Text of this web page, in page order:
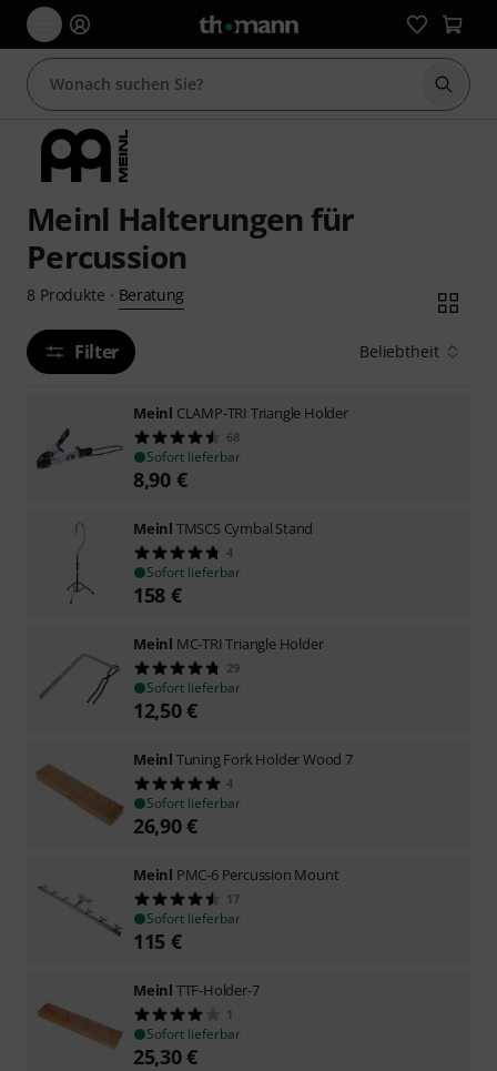
Suche
Meinl Halterungen für
Percussion
8 Produkte · Beratung
Filter Beliebtheit
Meinl CLAMP-TRI Triangle Holder
68
Sofort lieferbar
8,90 €
Meinl TMSCS Cymbal Stand
4
Sofort lieferbar
158 €
Meinl MC-TRI Triangle Holder
29
Sofort lieferbar
12,50€
Meinl Tuning Fork Holder Wood 7
4
Sofort lieferbar
26,90€
Meinl PMC-6 Percussion Mount
17
Sofort lieferbar
115 €
Meinl TTF-Holder-7
1
Sofort lieferbar
25,30€